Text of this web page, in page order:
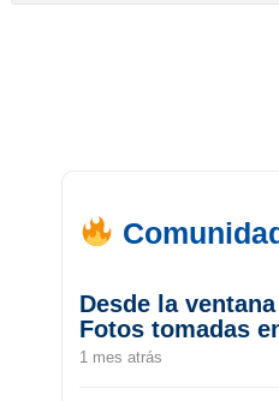
Desde la
Fotos tomadas
1 mes atrás